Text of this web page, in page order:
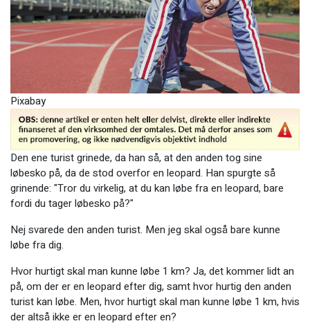
Pixabay
Den ene turist grinede, da han så, at den anden tog sine
løbesko på, da de stod overfor en leopard. Han spurgte så
grinende: "Tror du virkelig, at du kan løbe fra en leopard, bare
fordi du tager løbesko på?"
Nej svarede den anden turist. Men jeg skal også bare kunne
løbe fra dig.
Hvor hurtigt skal man kunne løbe 1 km? Ja, det kommer lidt an
på, om der er en leopard efter dig, samt hvor hurtig den anden
turist kan løbe. Men, hvor hurtigt skal man kunne løbe 1 km, hvis
der altså ikke er en leopard efter en?